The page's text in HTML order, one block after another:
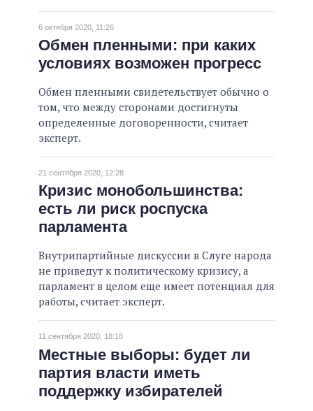
6 октября 2020, 11:26
Обмен пленными: при каких
условиях возможен прогресс
Обмен пленными свидетельствует обычно о
том, что между сторонами достигнуты
определенные договоренности, считает
эксперт.
21 сентября 2020, 12:28
Кризис монобольшинства:
есть ли риск роспуска
парламента
Внутрипартийные дискуссии в Слуге народа
не приведут к политическому кризису, а
парламент в целом еще имеет потенциал для
работы, считает эксперт.
11 сентября 2020, 18:18
Местные выборы: будет ли
партия власти иметь
поддержку избирателей